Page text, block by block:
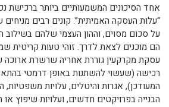
אחד הסיכונים המשמעותיים ביותר ברכישת
“עלות העסקה האמיתית”. קונים רבים
על סכום מסוים, וההון העצמי שלהם
הם מוכנים לצאת לדרך. זוהי טעות קריטית
עסקת מקרקעין גוררת אחריה שרשרת ארוכה
רכישה (שעשוי להשתנות באופן דרמטי
המעודכן), אגרות והיטלים, עלויות
הבנייה בפרויקטים חדשים, ועלויות שיפוץ